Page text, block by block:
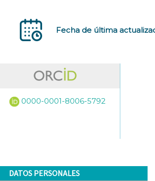
Fecha de última
0000-0001-8006-5792
DATOS PERSONALES